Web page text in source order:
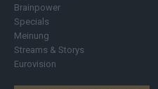
Brainpower
Specials
Meinung
Streams & Storys
Eurovision